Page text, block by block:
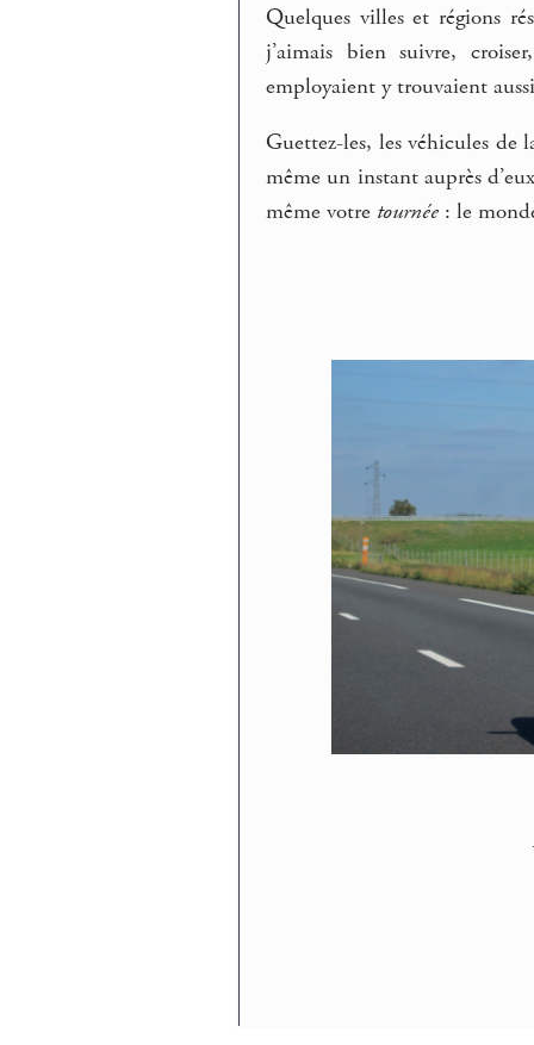
Quelques villes et régions
j’aimais bien suivre,
employaient y trouvaient
Guettez-les, les véhicules de
même un instant auprès
même votre tournée : le